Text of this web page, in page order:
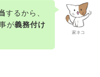
家ネコ
するから、
が義務付け